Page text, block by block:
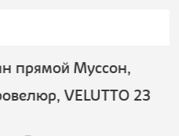
прямой Муссон,
VELUTTO 23